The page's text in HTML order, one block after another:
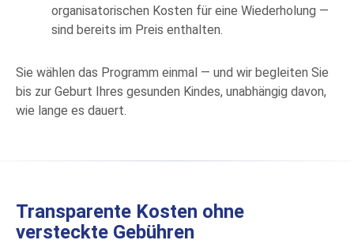
organisatorischen Kosten für eine Wiederholung —
sind bereits im Preis enthalten.
Sie wählen das Programm einmal — und wir begleiten Sie
bis zur Geburt Ihres gesunden Kindes, unabhängig davon,
wie lange es dauert.
Transparente Kosten ohne
versteckte Gebühren